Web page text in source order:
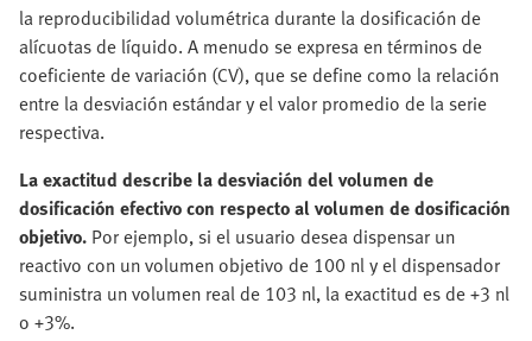
la reproducibilidad volumétrica durante la dosificación de
alícuotas de líquido. A menudo se expresa en términos de
coeficiente de variación (CV), que se define como la relación
entre la desviación estándar y el valor promedio de la serie
respectiva.
La exactitud describe la desviación del volumen de
dosificación efectivo con respecto al volumen de dosificación
objetivo. Por ejemplo, si el usuario desea dispensar un
reactivo con un volumen objetivo de 100 nl y el dispensador
suministra un volumen real de 103 nl, la exactitud es de +3 nl
o +3%.